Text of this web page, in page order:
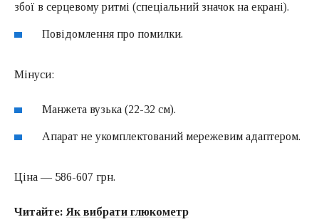
збої в серцевому ритмі (спеціальний значок на екрані).
Повідомлення про помилки.
Мінуси:
Манжета вузька (22-32 см).
Апарат не укомплектований мережевим адаптером.
Ціна — 586-607 грн.
Читайте: Як вибрати глюкометр